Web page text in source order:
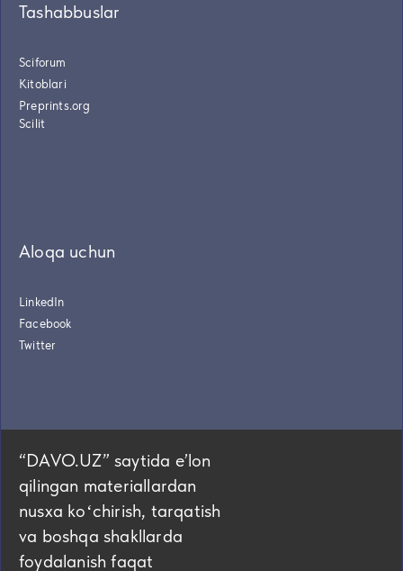
Tashabbuslar
Sciforum
Kitoblari
Preprints.org
Scilit
Aloqa uchun
LinkedIn
Facebook
Twitter
“DAVO.UZ” saytida eʼlon
qilingan materiallardan
nusxa koʻchirish, tarqatish
va boshqa shakllarda
foydalanish faqat